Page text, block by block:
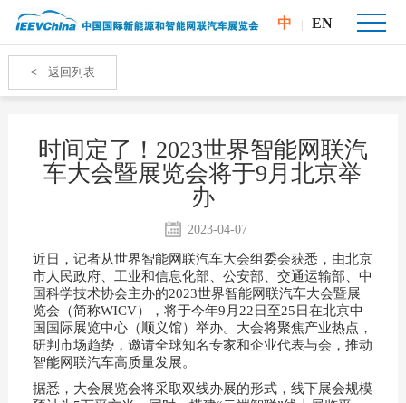
中 EN
< 返回列表
时间定了！2023世界智能网联汽
车大会暨展览会将于9月北京举
办
2023-04-07
近日，记者从世界智能网联汽车大会组委会获悉，由北京
市人民政府、工业和信息化部、公安部、交通运输部、中
国科学技术协会主办的2023世界智能网联汽车大会暨展
览会（简称WICV），将于今年9月22日至25日在北京中
国国际展览中心（顺义馆）举办。大会将聚焦产业热点，
研判市场趋势，邀请全球知名专家和企业代表与会，推动
智能网联汽车高质量发展。
据悉，大会展览会将采取双线办展的形式，线下展会规模